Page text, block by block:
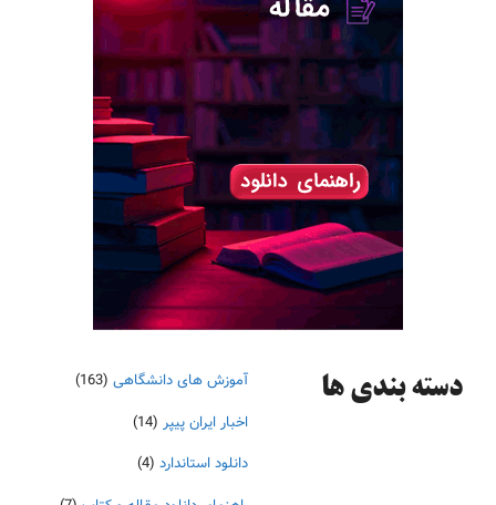
دسته‌ بندی ها آموزش های دانشگاهی (163)
اخبار ایران پیپر (14)
دانلود استاندارد (4)